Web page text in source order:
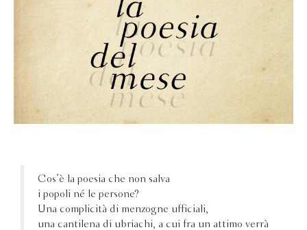
Cos’è la poesia che non salva
i popoli né le persone?
Una complicità di menzogne ufficiali,
una cantilena di ubriachi, a cui fra un attimo verrà